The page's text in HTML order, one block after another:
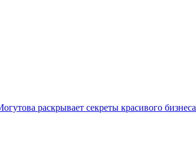
раскрывает секреты красивого бизнеса